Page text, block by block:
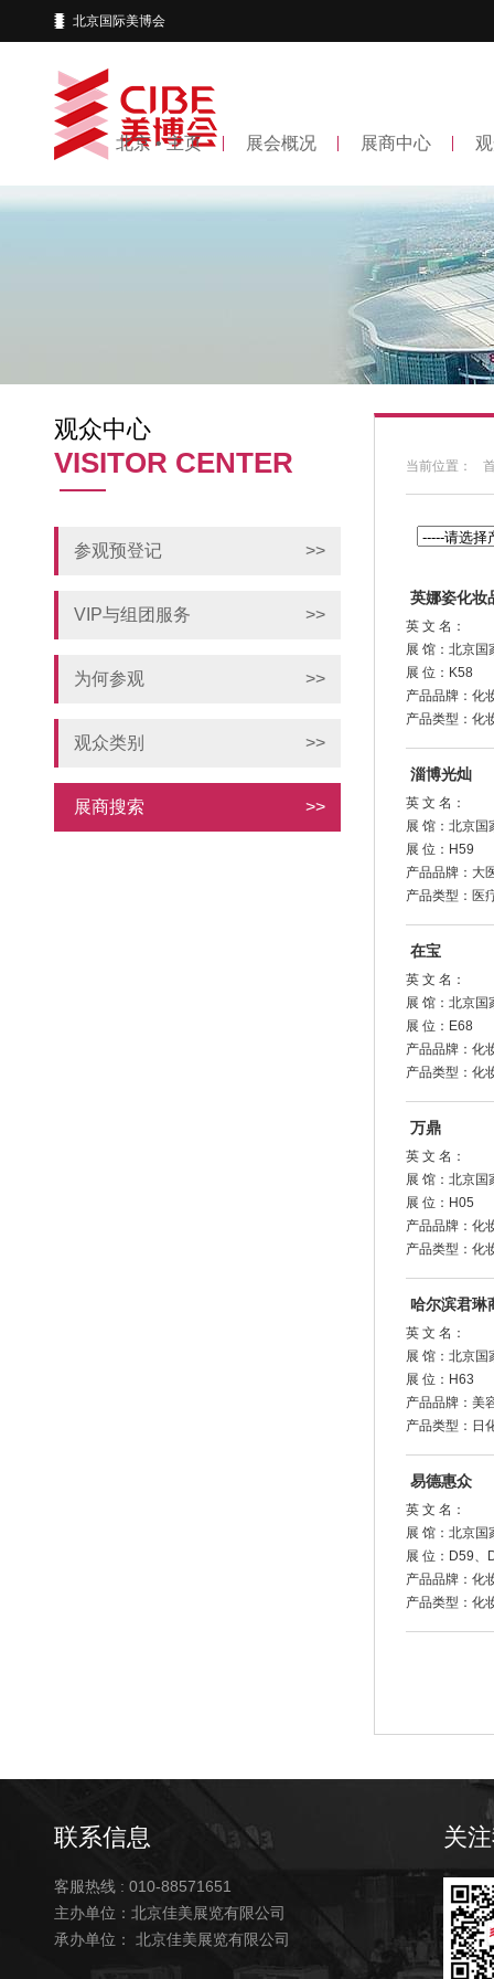
北京国际美博会
北京 • 主页 展会概况 展商中心
观众中心
VISITOR CENTER
>>
参观预登记
>>
VIP与组团服务
>>
为何参观
>>
观众类别
>>
展商搜索
当前位置：
英娜姿化妆
英 文 名：
展 馆：北京国
展 位：K58
产品品牌：化
产品类型：化
淄博光灿
英 文 名：
展 馆：北京国
展 位：H59
产品品牌：大
产品类型：医
在宝
英 文 名：
展 馆：北京国
展 位：E68
产品品牌：化
产品类型：化
万鼎
英 文 名：
展 馆：北京国
展 位：H05
产品品牌：化
产品类型：化
哈尔滨君琳
英 文 名：
展 馆：北京国
展 位：H63
产品品牌：美
产品类型：日
易德惠众
英 文 名：
展 馆：北京国
展 位：D59、
产品品牌：化
产品类型：化
联系信息
客服热线 : 010-88571651
主办单位：北京佳美展览有限公司
承办单位： 北京佳美展览有限公司
关